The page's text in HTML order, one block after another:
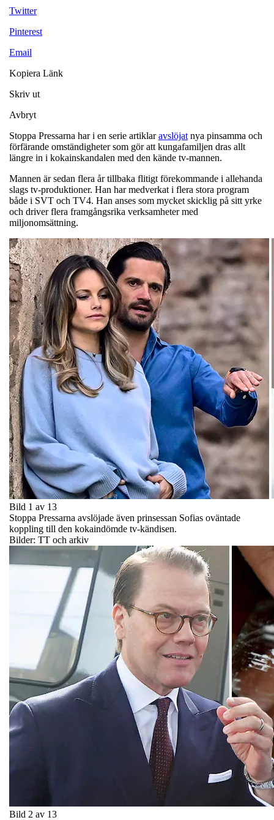
Twitter
Pinterest
Email
Kopiera Länk
Skriv ut
Avbryt
Stoppa Pressarna har i en serie artiklaravslöjat nya pinsamma och
förfärande omständigheter som gör att kungafamiljen dras allt
längre in i kokainskandalen med den kände tv-mannen.
Mannen är sedan flera år tillbaka flitigt förekommande i allehanda
slags tv-produktioner. Han har medverkat i flera stora program
både i SVT och TV4. Han anses som mycket skicklig på sitt yrke
och driver flera framgångsrika verksamheter med
miljonomsättning.
Bild 1 av 13
Stoppa Pressarna avslöjade även prinsessan Sofias oväntade
koppling till den kokaindömde tv-kändisen.
Bilder: TT och arkiv
Bild 2 av 13